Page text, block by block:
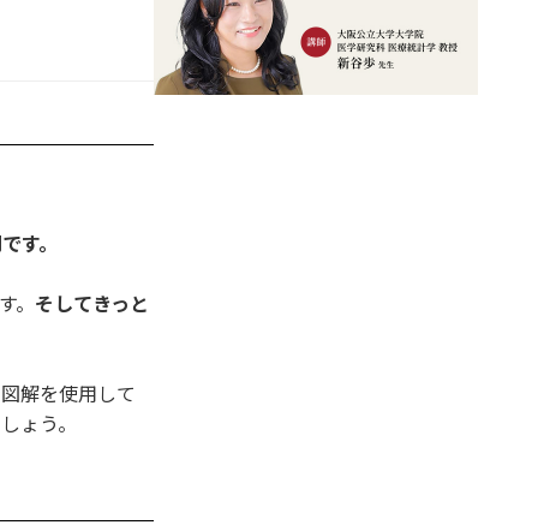
す。
そしてきっと
解を使用して
ょう。